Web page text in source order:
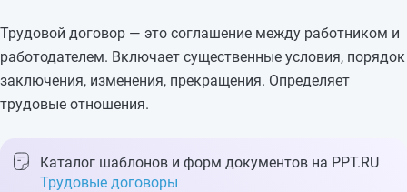
Трудовой договор — это соглашение между работником и
работодателем. Включает существенные условия, порядок
заключения, изменения, прекращения. Определяет
трудовые отношения.
Каталог шаблонов и форм документов на PPT.RU
Трудовые договоры